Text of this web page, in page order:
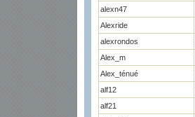
alexn47
Alexride
alexrondos
Alex_m
Alex_ténué
alf12
alf21